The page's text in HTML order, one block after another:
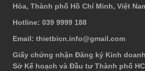
Hòa, Thành phố Hồ Chí Minh, Việt
Hotline: 039 9999 188
Email: thietbicn.info@gmail.com
Giấy chứng nhận Đăng ký Kinh
Sở Kế hoạch và Đầu tư Thành phố